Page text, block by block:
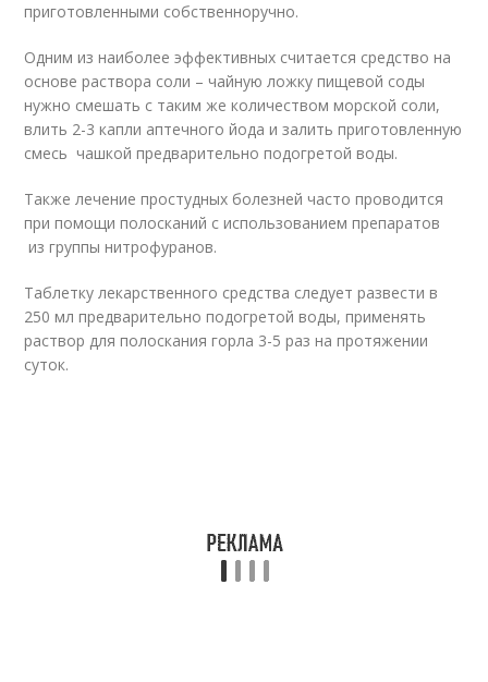
приготовленными собственноручно.
Одним из наиболее эффективных считается средство на
основе раствора соли – чайную ложку пищевой соды
нужно смешать с таким же количеством морской соли,
влить 2-3 капли аптечного йода и залить приготовленную
смесь чашкой предварительно подогретой воды.
Также лечение простудных болезней часто проводится
при помощи полосканий с использованием препаратов
из группы нитрофуранов.
Таблетку лекарственного средства следует развести в
250 мл предварительно подогретой воды, применять
раствор для полоскания горла 3-5 раз на протяжении
суток.